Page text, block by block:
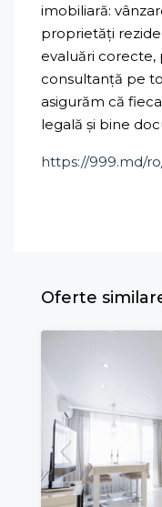
imobiliară:
proprietăți
evaluări corecte,
consultanță pe
asigurăm că
legală și bine
https://999.md/
Oferte